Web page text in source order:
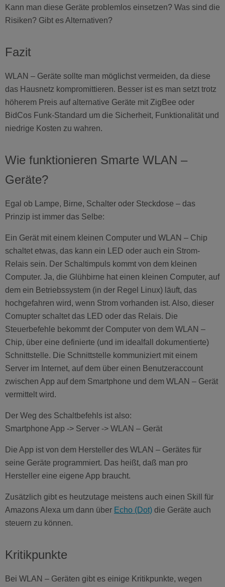
Kann man diese Geräte problemlos einsetzen? Was sind die
Risiken? Gibt es Alternativen?
Fazit
WLAN – Geräte sollte man möglichst vermeiden, da diese
das Hausnetz kompromittieren. Besser ist es man setzt trotz
höherem Preis auf alternative Geräte mit ZigBee oder
BidCos Funk-Standard um die Sicherheit, Funktionalität und
niedrige Kosten zu wahren.
Wie funktionieren Smarte WLAN –
Geräte?
Egal ob Lampe, Birne, Schalter oder Steckdose – das
Prinzip ist immer das Selbe:
Ein Gerät mit einem kleinen Computer und WLAN – Chip
schaltet etwas, das kann ein LED oder auch ein Strom-
Relais sein. Der Schaltimpuls kommt von dem kleinen
Computer. Ja, die Glühbirne hat einen kleinen Computer, auf
dem ein Betriebssystem (in der Regel Linux) läuft, das
hochgefahren wird, wenn Strom vorhanden ist. Also, dieser
Comupter schaltet das LED oder das Relais. Die
Steuerbefehle bekommt der Computer von dem WLAN –
Chip, über eine definierte (und im idealfall dokumentierte)
Schnittstelle. Die Schnittstelle kommuniziert mit einem
Server im Internet, auf dem über einen Benutzeraccount
zwischen App auf dem Smartphone und dem WLAN – Gerät
vermittelt wird.
Der Weg des Schaltbefehls ist also:
Smartphone App -> Server -> WLAN – Gerät
Die App ist von dem Hersteller des WLAN – Gerätes für
seine Geräte programmiert. Das heißt, daß man pro
Hersteller eine eigene App braucht.
Zusätzlich gibt es heutzutage meistens auch einen Skill für
Amazons Alexa um dann über Echo (Dot) die Geräte auch
steuern zu können.
Kritikpunkte
Bei WLAN – Geräten gibt es einige Kritikpunkte, wegen